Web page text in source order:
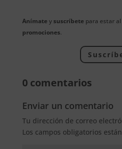
Anímatey suscríbetepara estar al
promociones.
0 comentarios
Enviar un comentario
Tu dirección de correo
Los campos obligatorios